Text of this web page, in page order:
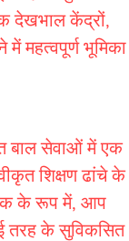
देखभाल केंद्रों,
में महत्वपूर्ण भूमिका
बाल सेवाओं में एक
शिक्षण ढांचे के
के रूप में, आप
तरह के सुविकसित